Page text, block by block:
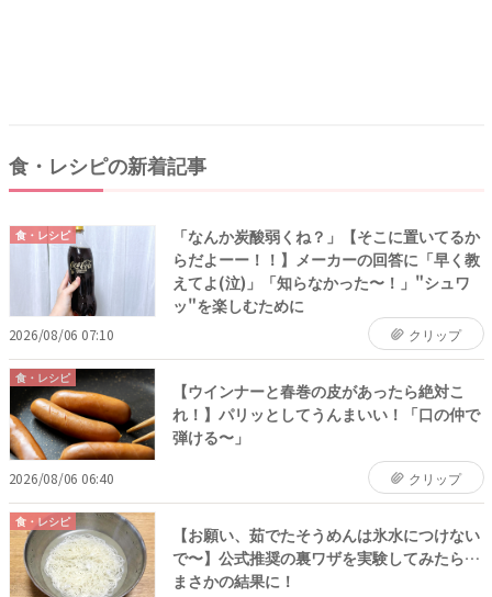
食・レシピの新着記事
食・レシピ
「なんか炭酸弱くね？」【そこに置いてるか
らだよーー！！】メーカーの回答に「早く教
えてよ(泣)」「知らなかった〜！」"シュワ
ッ"を楽しむために
2026/08/06 07:10 クリップ
食・レシピ
【ウインナーと春巻の皮があったら絶対こ
れ！】パリッとしてうんまいい！「口の仲で
弾ける〜」
2026/08/06 06:40 クリップ
食・レシピ
【お願い、茹でたそうめんは氷水につけない
で〜】公式推奨の裏ワザを実験してみたら…
まさかの結果に！